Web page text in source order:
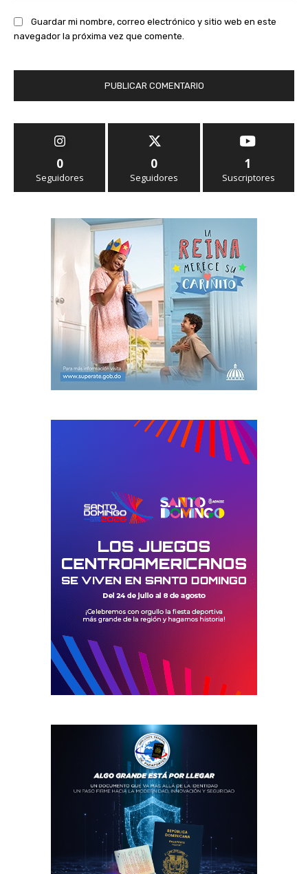
Guardar mi nombre, correo electrónico y sitio web en este
navegador la próxima vez que comente.
0
Seguidores
0
Seguidores
1
Suscriptores